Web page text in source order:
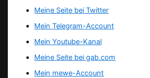
Meine Seite bei Twitter
Mein Telegram-Account
Mein Youtube-Kanal
Meine Seite bei gab.com
Mein mewe-Account